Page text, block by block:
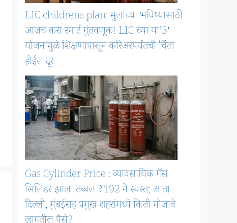
LIC childrens plan: मुलांच्या भविष्यासाठी
आजच करा स्मार्ट गुंतवणूक! LIC च्या या’3′
योजनांमुळे शिक्षणापासून करिअरपर्यंतची चिंता
होईल दूर.
Gas Cylinder Price : व्यावसायिक गॅस
सिलिंडर झाला तब्बल ₹192 ने स्वस्त; आता
दिल्ली, मुंबईसह प्रमुख शहरांमध्ये किती मोजावे